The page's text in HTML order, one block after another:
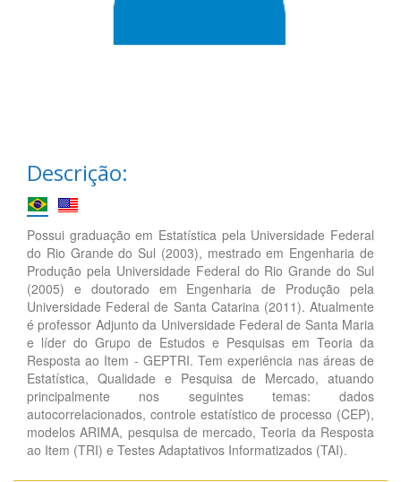
Descrição:
Possui graduação em Estatística pela Universidade Federal
do Rio Grande do Sul (2003), mestrado em Engenharia de
Produção pela Universidade Federal do Rio Grande do Sul
(2005) e doutorado em Engenharia de Produção pela
Universidade Federal de Santa Catarina (2011). Atualmente
é professor Adjunto da Universidade Federal de Santa Maria
e líder do Grupo de Estudos e Pesquisas em Teoria da
Resposta ao Item - GEPTRI. Tem experiência nas áreas de
Estatística, Qualidade e Pesquisa de Mercado, atuando
principalmente nos seguintes temas: dados
autocorrelacionados, controle estatístico de processo (CEP),
modelos ARIMA, pesquisa de mercado, Teoria da Resposta
ao Item (TRI) e Testes Adaptativos Informatizados (TAI).